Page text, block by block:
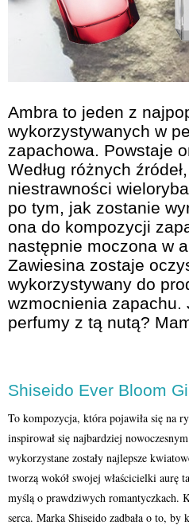
Ambra to jeden z
wykorzystywanych w
zapachowa. Powstaje
Według różnych
niestrawności
po tym, jak zostanie
ona do kompozycji
następnie moczona w
Zawiesina zostaje
wykorzystywany do
wzmocnienia
perfumy z tą nutą?
Shiseido Ever Bloom
To kompozycja, która pojawiła się na
inspirował się najbardziej
wykorzystane zostały najlepsze
tworzą wokół swojej właścicielki aurę
myślą o prawdziwych romantyczkach.
serca. Marka Shiseido zadbała o to,